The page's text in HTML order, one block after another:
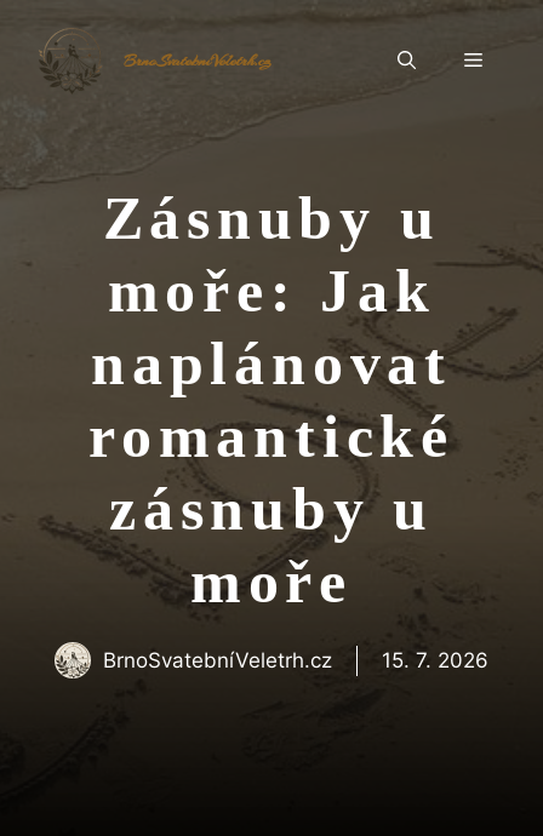
obsah
BrnoSvatebníVeletrh.cz Menu
Zásnuby u
moře: Jak
naplánovat
romantické
zásnuby u
moře
BrnoSvatebníVeletrh.cz 15. 7. 2026